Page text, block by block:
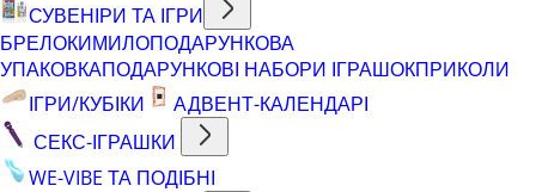
СУВЕНІРИ ТА ІГРИ
БРЕЛОКИМИЛОПОДАРУНКОВА
УПАКОВКАПОДАРУНКОВІ НАБОРИ ІГРАШОКПРИКОЛИ
ІГРИ/КУБІКИ
АДВЕНТ-КАЛЕНДАРІ
СЕКС-ІГРАШКИ
WE-VIBE ТА ПОДІБНІ